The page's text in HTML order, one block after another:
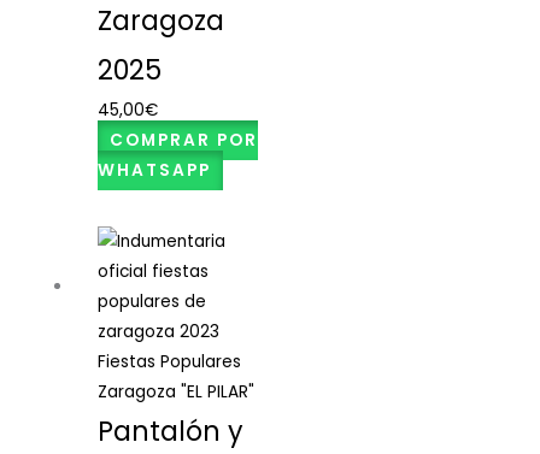
Zaragoza
2025
45,00€
COMPRAR POR
WHATSAPP
Fiestas Populares
Zaragoza "EL PILAR"
Pantalón y